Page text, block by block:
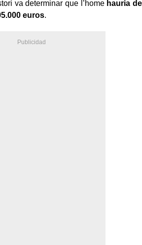
va determinar que l’home hauria de
euros.